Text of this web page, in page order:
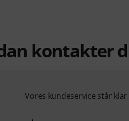
kontakter
Vores kundeservice står